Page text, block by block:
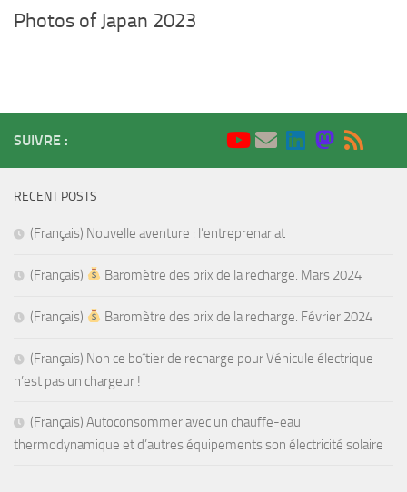
Photos of Japan 2023
SUIVRE :
RECENT POSTS
(Français) Nouvelle aventure : l’entreprenariat
(Français) Baromètre des prix de la recharge. Mars 2024
(Français) Baromètre des prix de la recharge. Février 2024
(Français) Non ce boîtier de recharge pour Véhicule électrique
n’est pas un chargeur !
(Français) Autoconsommer avec un chauffe-eau
thermodynamique et d’autres équipements son électricité solaire